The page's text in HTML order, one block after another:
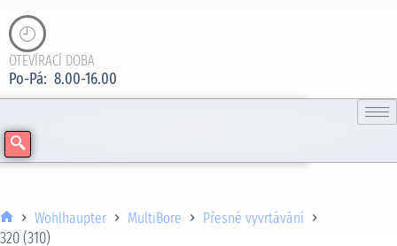
OTEVÍRACÍ DOBA
Po-Pá: 8.00-16.00
Wohlhaupter MultiBore Přesné vyvrtávání
320 (310)